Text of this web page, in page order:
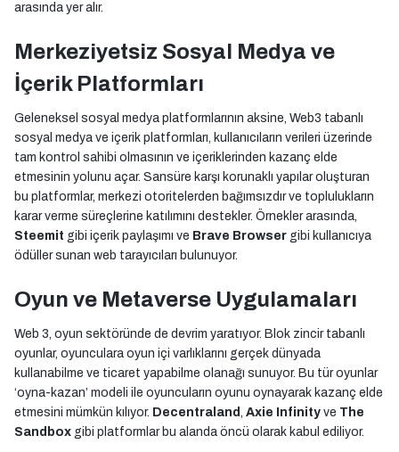
arasında yer alır.
Merkeziyetsiz Sosyal Medya ve
İçerik Platformları
Geleneksel sosyal medya platformlarının aksine, Web3 tabanlı
sosyal medya ve içerik platformları, kullanıcıların verileri üzerinde
tam kontrol sahibi olmasının ve içeriklerinden kazanç elde
etmesinin yolunu açar. Sansüre karşı korunaklı yapılar oluşturan
bu platformlar, merkezi otoritelerden bağımsızdır ve toplulukların
karar verme süreçlerine katılımını destekler. Örnekler arasında,
Steemit gibi içerik paylaşımı ve Brave Browser gibi kullanıcıya
ödüller sunan web tarayıcıları bulunuyor.
Oyun ve Metaverse Uygulamaları
Web 3, oyun sektöründe de devrim yaratıyor. Blok zincir tabanlı
oyunlar, oyunculara oyun içi varlıklarını gerçek dünyada
kullanabilme ve ticaret yapabilme olanağı sunuyor. Bu tür oyunlar
‘oyna-kazan’ modeli ile oyuncuların oyunu oynayarak kazanç elde
etmesini mümkün kılıyor. Decentraland, Axie Infinity ve The
Sandbox gibi platformlar bu alanda öncü olarak kabul ediliyor.